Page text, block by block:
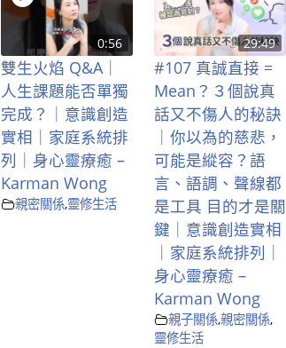
0:56
雙生火焰 Q&A｜
人生課題能否單獨
完成？｜意識創造
實相｜家庭系統排
列｜身心靈療癒 –
Karman Wong
親密關係,靈修生活
29:49
#107 真誠直接 =
Mean？３個說真
話又不傷人的秘訣
｜你以為的慈悲，
可能是縱容？語
言、語調、聲線都
是工具 目的才是關
鍵｜意識創造實相
｜家庭系統排列｜
身心靈療癒 –
Karman Wong
親子關係,親密關係,
靈修生活